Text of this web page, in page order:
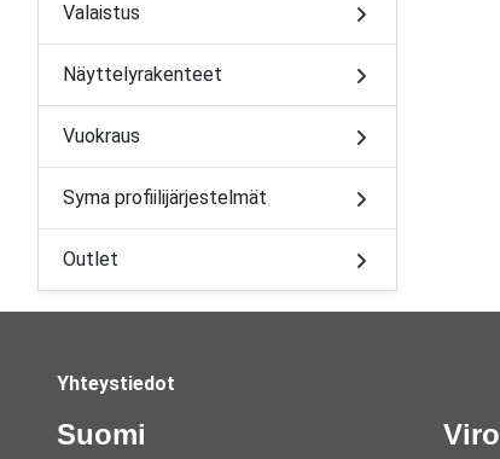
Valaistus
Näyttelyrakenteet
Vuokraus
Syma profiilijärjestelmät
Outlet
Yhteystiedot
Suomi Viro